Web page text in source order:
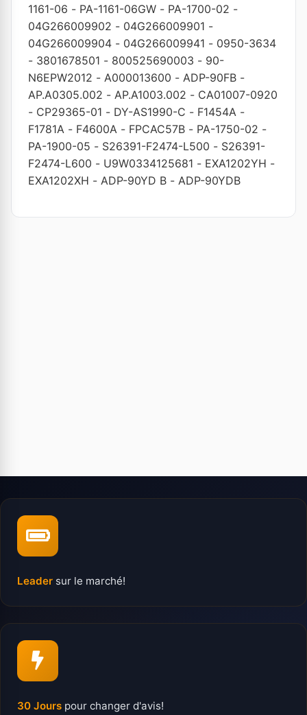
1161-06 - PA-1161-06GW - PA-1700-02 -
04G266009902 - 04G266009901 -
04G266009904 - 04G266009941 - 0950-3634
- 3801678501 - 800525690003 - 90-
N6EPW2012 - A000013600 - ADP-90FB -
AP.A0305.002 - AP.A1003.002 - CA01007-0920
- CP29365-01 - DY-AS1990-C - F1454A -
F1781A - F4600A - FPCAC57B - PA-1750-02 -
PA-1900-05 - S26391-F2474-L500 - S26391-
F2474-L600 - U9W0334125681 - EXA1202YH -
EXA1202XH - ADP-90YD B - ADP-90YDB
Leader sur le marché!
30 Jours pour changer d'avis!